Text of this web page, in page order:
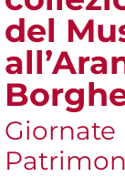
del
Giornate